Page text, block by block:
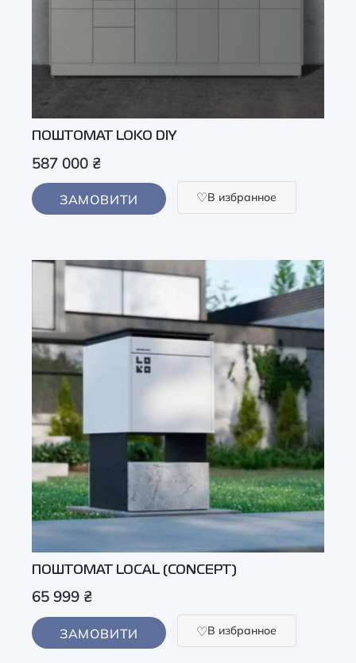
ПОШТОМАТ LOKO DIY
587 000 ₴
ЗАМОВИТИ В избранное
ПОШТОМАТ LOCAL (CONCEPT)
65 999 ₴
ЗАМОВИТИ В избранное